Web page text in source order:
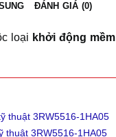
ĐÁNH GIÁ (0)
loại khởi động mềm
thuật 3RW5516-1HA05
thuật 3RW5516-1HA05